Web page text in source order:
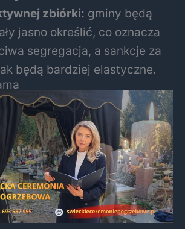
zbiórki: gminy będą
jasno określić, co oznacza
segregacja, a sankcje za
będą bardziej elastyczne.